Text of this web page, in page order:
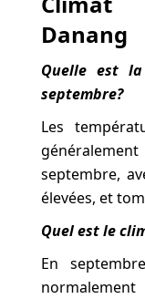
Danang
Quelle est
septembre?
Les
septembre,
élevées, et
Quel est le
En